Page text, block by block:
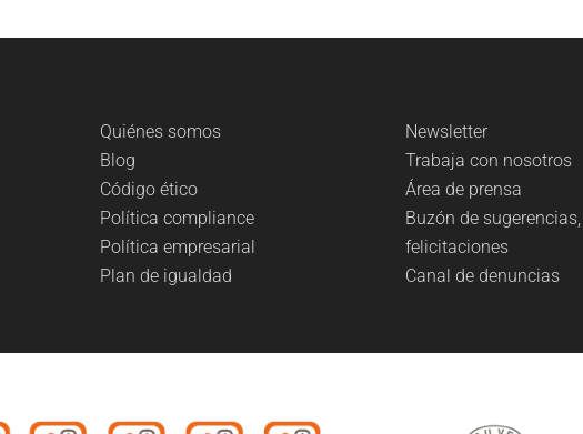
Quiénes somos
Blog
Código ético
Política compliance
Política empresarial
Plan de igualdad
Newsletter
Trabaja con nosotros
Área de prensa
Buzón de
felicitaciones
Canal de denuncias